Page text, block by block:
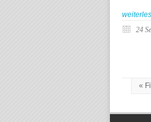
24
«